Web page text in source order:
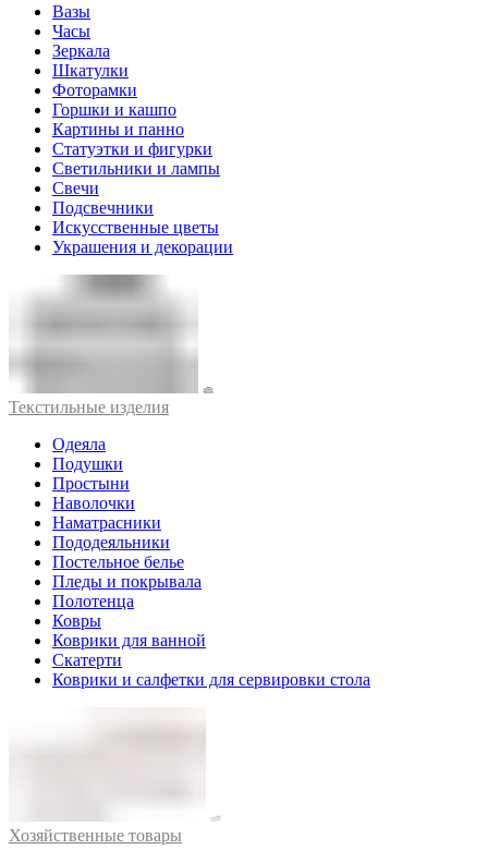
Вазы
Часы
Зеркала
Шкатулки
Фоторамки
Горшки и кашпо
Картины и панно
Статуэтки и фигурки
Светильники и лампы
Свечи
Подсвечники
Искусственные цветы
Украшения и декорации
Текстильные изделия
Одеяла
Подушки
Простыни
Наволочки
Наматрасники
Пододеяльники
Постельное белье
Пледы и покрывала
Полотенца
Ковры
Коврики для ванной
Скатерти
Коврики и салфетки для сервировки стола
Хозяйственные товары